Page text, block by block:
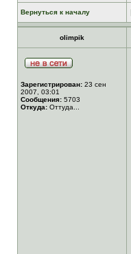
Вернуться к началу
olimpik
Зарегистрирован: 23 сен
2007, 03:01
Сообщения: 5703
Откуда: Оттуда...